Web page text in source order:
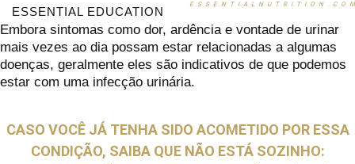
ESSENTIAL EDUCATION
Embora sintomas como dor, ardência e vontade de urinar
mais vezes ao dia possam estar relacionadas a algumas
doenças, geralmente eles são indicativos de que podemos
estar com uma infecção urinária.
CASO VOCÊ JÁ TENHA SIDO ACOMETIDO POR ESSA
CONDIÇÃO, SAIBA QUE NÃO ESTÁ SOZINHO: